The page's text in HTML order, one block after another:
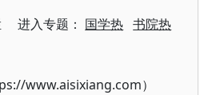
进入专题： 国学热 书院热
www.aisixiang.com）